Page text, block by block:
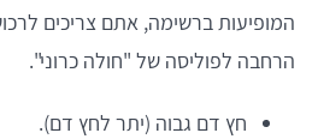
המופיעות ברשימה, אתם צריכים
הרחבה לפוליסה של "חולה כרוני".
חץ דם גבוה (יתר לחץ דם).